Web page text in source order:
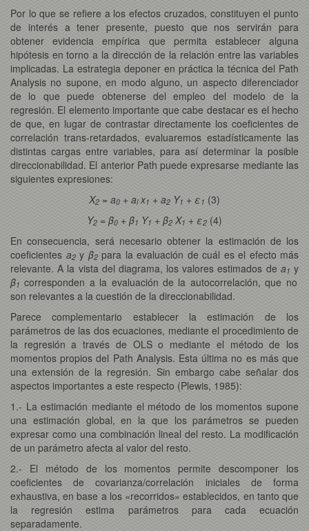
Por lo que se refiere a los efectos cruzados, constituyen el punto
de interés a tener presente, puesto que nos servirán para
obtener evidencia empírica que permita establecer alguna
hipótesis en torno a la dirección de la relación entre las variables
implicadas. La estrategia deponer en práctica la técnica del Path
Analysis no supone, en modo alguno, un aspecto diferenciador
de lo que puede obtenerse del empleo del modelo de la
regresión. El elemento importante que cabe destacar es el hecho
de que, en lugar de contrastar directamente los coeficientes de
correlación trans-retardados, evaluaremos estadísticamente las
distintas cargas entre variables, para así determinar la posible
direccionabilidad. El anterior Path puede expresarse mediante las
siguientes expresiones:
X2 = a0 + alx1 + a2 Y1 + ε 1 (3)
Y2 = β0 + β1 Y1 + β2 X1 + ε2 (4)
En consecuencia, será necesario obtener la estimación de los
coeficientes a2y β2para la evaluación de cuál es el efecto más
relevante. A la vista del diagrama, los valores estimados de a1 y
β1 corresponden a la evaluación de la autocorrelación, que no
son relevantes a la cuestión de la direccionabilidad.
Parece complementario establecer la estimación de los
parámetros de las dos ecuaciones, mediante el procedimiento de
la regresión a través de OLS o mediante el método de los
momentos propios del Path Analysis. Esta última no es más que
una extensión de la regresión. Sin embargo cabe señalar dos
aspectos importantes a este respecto (Plewis, 1985):
1.- La estimación mediante el método de los momentos supone
una estimación global, en la que los parámetros se pueden
expresar como una combinación lineal del resto. La modificación
de un parámetro afecta al valor del resto.
2.- El método de los momentos permite descomponer los
coeficientes de covarianza/correlación iniciales de forma
exhaustiva, en base a los «recorridos» establecidos, en tanto que
la regresión estima parámetros para cada ecuación
separadamente.